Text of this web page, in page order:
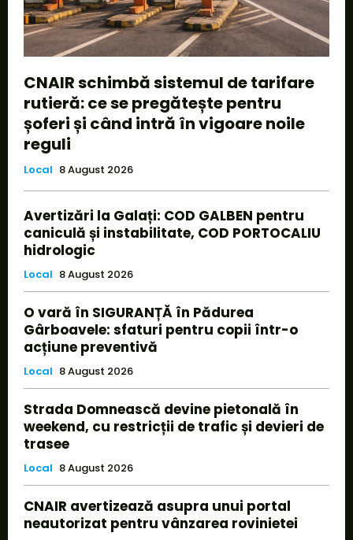
CNAIR schimbă sistemul de tarifare
rutieră: ce se pregătește pentru
șoferi și când intră în vigoare noile
reguli
Local 8 August 2026
Avertizări la Galați: COD GALBEN pentru
caniculă și instabilitate, COD PORTOCALIU
hidrologic
Local 8 August 2026
O vară în SIGURANȚĂ în Pădurea
Gârboavele: sfaturi pentru copii într-o
acțiune preventivă
Local 8 August 2026
Strada Domnească devine pietonală în
weekend, cu restricții de trafic și devieri de
trasee
Local 8 August 2026
CNAIR avertizează asupra unui portal
neautorizat pentru vânzarea rovinietei